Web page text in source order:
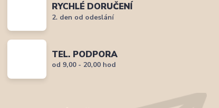
RYCHLÉ DORUČENÍ
2. den od odeslání
TEL. PODPORA
od 9,00 - 20,00 hod